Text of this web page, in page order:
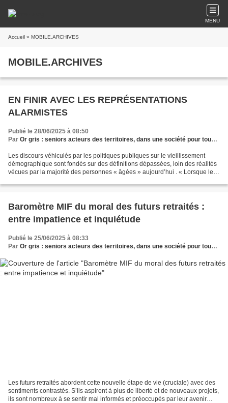
MENU
Accueil » MOBILE.ARCHIVES
MOBILE.ARCHIVES
EN FINIR AVEC LES REPRÉSENTATIONS
ALARMISTES
Publié le 28/06/2025 à 08:50
Par Or gris : seniors acteurs des territoires, dans une société pour tous les âges
Les discours véhiculés par les politiques publiques sur le vieillissement
démographique sont fondés sur des définitions dépassées, loin des réalités
vécues par la majorité des personnes « âgées » aujourd’hui . « Lorsque les
Baromètre MIF du moral des futurs retraités :
entre impatience et inquiétude
Publié le 25/06/2025 à 08:33
Par Or gris : seniors acteurs des territoires, dans une société pour tous les âges
Les futurs retraités abordent cette nouvelle étape de vie (cruciale) avec des
sentiments contrastés. S’ils aspirent à plus de liberté et de nouveaux projets,
ils sont nombreux à se sentir mal informés et préoccupés par leur avenir